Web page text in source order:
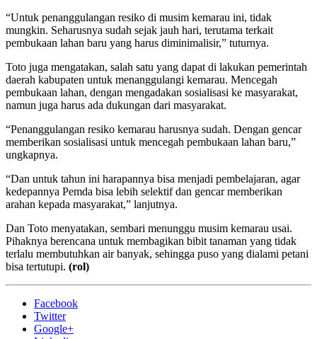
“Untuk penanggulangan resiko di musim kemarau ini, tidak
mungkin. Seharusnya sudah sejak jauh hari, terutama terkait
pembukaan lahan baru yang harus diminimalisir,” tuturnya.
Toto juga mengatakan, salah satu yang dapat di lakukan pemerintah
daerah kabupaten untuk menanggulangi kemarau. Mencegah
pembukaan lahan, dengan mengadakan sosialisasi ke masyarakat,
namun juga harus ada dukungan dari masyarakat.
“Penanggulangan resiko kemarau harusnya sudah. Dengan gencar
memberikan sosialisasi untuk mencegah pembukaan lahan baru,”
ungkapnya.
“Dan untuk tahun ini harapannya bisa menjadi pembelajaran, agar
kedepannya Pemda bisa lebih selektif dan gencar memberikan
arahan kepada masyarakat,” lanjutnya.
Dan Toto menyatakan, sembari menunggu musim kemarau usai.
Pihaknya berencana untuk membagikan bibit tanaman yang tidak
terlalu membutuhkan air banyak, sehingga puso yang dialami petani
bisa tertutupi. (rol)
Facebook
Twitter
Google+